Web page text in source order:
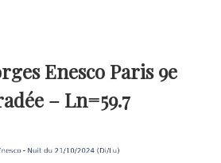
Enesco Paris 9e
– Ln=59.7